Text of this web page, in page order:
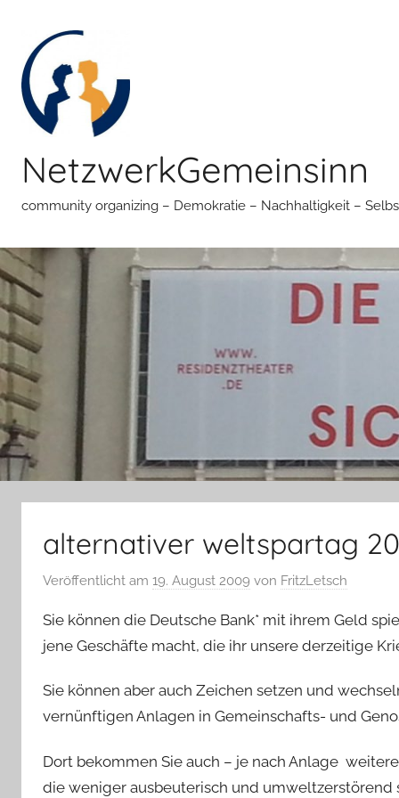
springen
NetzwerkGemeinsinn
community organizing – Demokratie – Nachhaltigkeit –
alternativer weltspartag
Veröffentlicht am 19. August 2009 von FritzLetsch
Sie können die Deutsche Bank* mit ihrem Geld
jene Geschäfte macht, die ihr unsere derzeitige
Sie können aber auch Zeichen setzen und
vernünftigen Anlagen in Gemeinschafts- und
Dort bekommen Sie auch – je nach Anlage 
die weniger ausbeuterisch und umweltzerstörend